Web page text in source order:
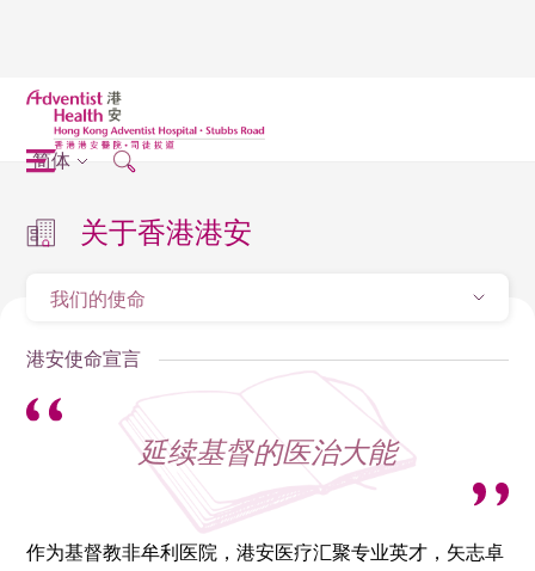
简体
关于香港港安
我们的使命
港安使命宣言
延续基督的医治大能
作为基督教非牟利医院，港安医疗汇聚专业英才，矢志卓